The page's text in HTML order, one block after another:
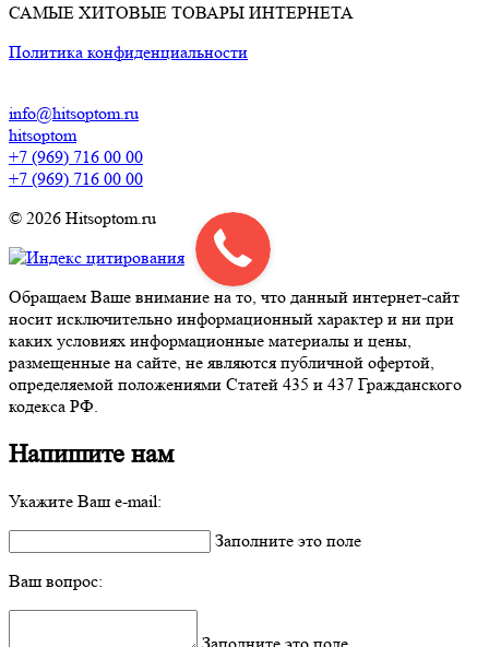
САМЫЕ ХИТОВЫЕ ТОВАРЫ ИНТЕРНЕТА
Политика конфиденциальности
info@hitsoptom.ru
hitsoptom
+7 (969) 716 00 00
+7 (969) 716 00 00
© 2026 Hitsoptom.ru
Обращаем Ваше внимание на то, что данный интернет-сайт
носит исключительно информационный характер и ни при
каких условиях информационные материалы и цены,
размещенные на сайте, не являются публичной офертой,
определяемой положениями Статей 435 и 437 Гражданского
кодекса РФ.
Напишите нам
Укажите Ваш e-mail:
Заполните это поле
Ваш вопрос: